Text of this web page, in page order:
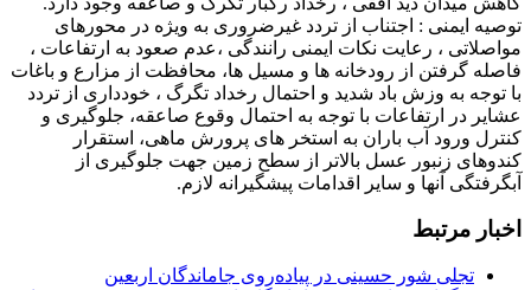
توصیه ایمنی : اجتناب از تردد غیرضروری به ویژه در محورهای
مواصلاتی ، رعایت نکات ایمنی رانندگی ،عدم صعود به ارتفاعات ،
فاصله گرفتن از رودخانه ها و مسیل ها، محافظت از مزارع و باغات
با توجه به وزش باد شدید و احتمال رخداد تگرگ ، خودداری از تردد
عشایر در ارتفاعات با توجه به احتمال وقوع صاعقه، جلوگیری و
کنترل ورود آب باران به استخر های پرورش ماهی، استقرار
کندوهای زنبور عسل بالاتر از سطح زمین جهت جلوگیری از
آبگرفتگی آنها و سایر اقدامات پیشگیرانه لازم.
اخبار مرتبط
تجلی شور حسینی در پیاده‌روی جاماندگان اربعین